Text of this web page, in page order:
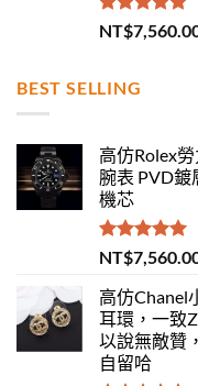
評分 5.00
滿分 5
NT$
BEST SELLING
高仿Rolex
腕表 PVD
機芯
評分 5.00
滿分 5
NT$
高仿Chanel
耳環，一致
以說無敵贊
自留哈